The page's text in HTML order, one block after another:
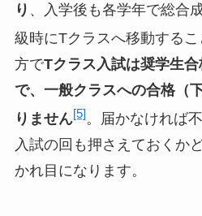
り 、入学後も各学年で総合
級時にTクラスへ移動する
方でTクラス入試は奨学生
で、一般クラスへの合格（
りません[5]。届かなければ
入試の回も押さえておくか
かれ目になります。